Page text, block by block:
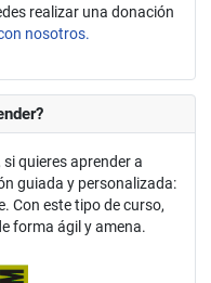
realizar una donación
nosotros.
quieres aprender a
guiada y personalizada:
Con este tipo de curso,
forma ágil y amena.